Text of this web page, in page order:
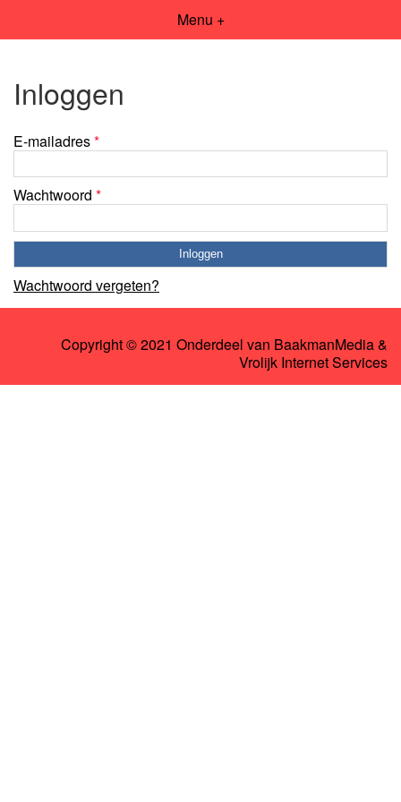
Menu +
Inloggen
E-mailadres*
Wachtwoord *
Wachtwoord vergeten?
Copyright © 2021 Onderdeel van BaakmanMedia&
Vrolijk Internet Services